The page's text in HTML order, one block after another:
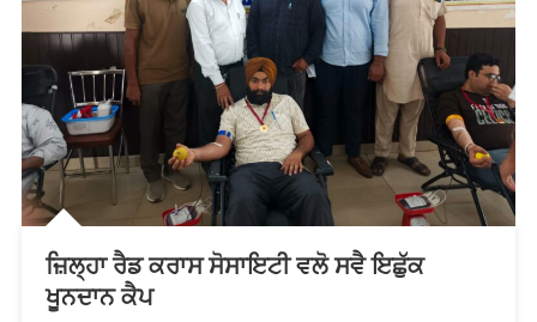
ਜ਼ਿਲ੍ਹਾ ਰੈਡ ਕਰਾਸ ਸੋਸਾਇਟੀ ਵਲੋ ਸਵੈ ਇਛੁੱਕ
ਖੂਨਦਾਨ ਕੈਪ